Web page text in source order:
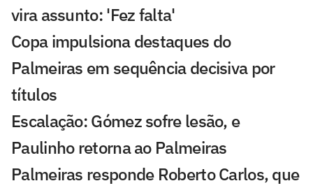
vira assunto: 'Fez falta'
Copa impulsiona destaques do
Palmeiras em sequência decisiva por
títulos
Escalação: Gómez sofre lesão, e
Paulinho retorna ao Palmeiras
Palmeiras responde Roberto Carlos, que